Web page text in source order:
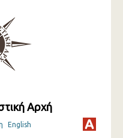
Αρχή
English